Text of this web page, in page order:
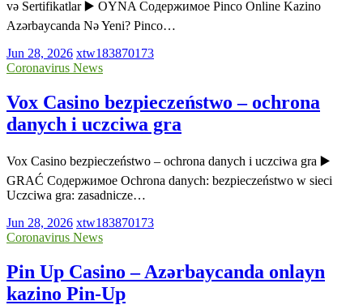
və Sertifikatlar ▶️ OYNA Содержимое Pinco Online Kazino
Azərbaycanda Nə Yeni? Pinco…
Jun 28, 2026 xtw183870173
Coronavirus News
Vox Casino bezpieczeństwo – ochrona
danych i uczciwa gra
Vox Casino bezpieczeństwo – ochrona danych i uczciwa gra ▶️
GRAĆ Содержимое Ochrona danych: bezpieczeństwo w sieci
Uczciwa gra: zasadnicze…
Jun 28, 2026 xtw183870173
Coronavirus News
Pin Up Casino – Azərbaycanda onlayn
kazino Pin-Up